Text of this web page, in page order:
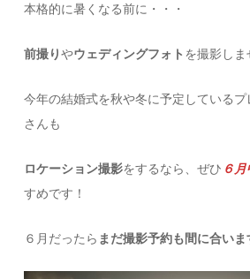
本格的に暑くなる前に・・・
前撮りやウェディングフォト を撮影しま
今年の結婚式を秋や冬に予定している
さんも
ロケーション撮影をするなら、ぜひ ６
すめです！
６月だったら まだ撮影予約も間に合いま